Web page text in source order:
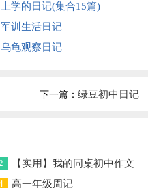
上学的日记(集合15篇)
军训生活日记
乌龟观察日记
下一篇： 绿豆初中日记
【实用】我的同桌初中作文
集六篇
高一年级周记